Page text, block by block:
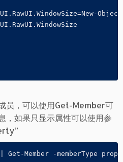
员，可以使用Get-Member可
，如果只显示属性可以使用参
Member -memberType